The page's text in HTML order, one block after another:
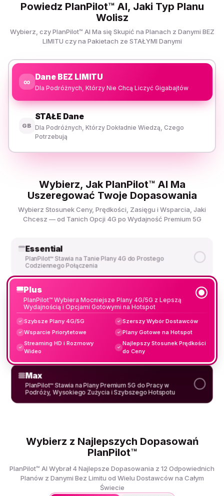
Powiedz PlanPilot™ AI, Jaki Typ Planu
Wolisz
Wybierz, czy PlanPilot™ AI Ma się Skupić na Planach z Danymi BEZ
LIMITU czy na Pakietach ze STAŁYMI Danymi
∞ Dane BEZ LIMITU
Dla Podróżnych, Którzy Nie Chcą Liczyć Gigabajtów
GB
STAŁE Dane
Dla Podróżnych, Którzy Dokładnie Wiedzą, Czego
Potrzebują
Wybierz, Jak PlanPilot™ AI Ma
Uszeregować Twoje Dopasowania
Wybierz Stosunek Ceny, Prędkości, Zasięgu i Wsparcia, Jaki
Chcesz — od Tanich Opcji 4G po Wydajność Premium 5G
Essential
PlanPilot™ Stawia na Tanie Plany 4G do Prostego
Codziennego Połączenia
Plus
PlanPilot™ Wybiera Mocniejsze Plany 4G/5G z Lepszą
Wydajnością i Opcjami Gotowymi na Hotspot
✓ Szybsze Plany 4G/5G ✓ Szerszy Wybór Dostawców
✓ Wsparcie Priorytetowe ✓ Plany Gotowe na Hotspot
✓
Streaming HD i Rozmowy
Wideo
✓
Najlepszy Stosunek Prędkości
do Ceny
Max
PlanPilot™ Stawia na Plany Premium 5G do Pracy w
Podróży, Wysokiego Zużycia i Szybszego Hotspotu
Wybierz z Najlepszych Dopasowań
PlanPilot™
PlanPilot™ AI Wybrał 4 Najlepsze Dopasowania z 12 Odpowiednich
Planów z Danymi Bez Limitu od Wielu Dostawców na Całym
Świecie